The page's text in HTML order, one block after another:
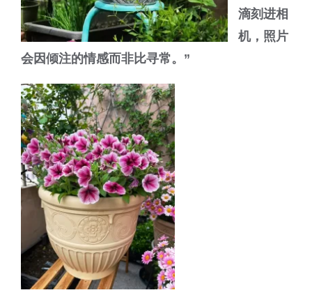
滴刻进相
机，照片
会因倾注的情感而非比寻常。”